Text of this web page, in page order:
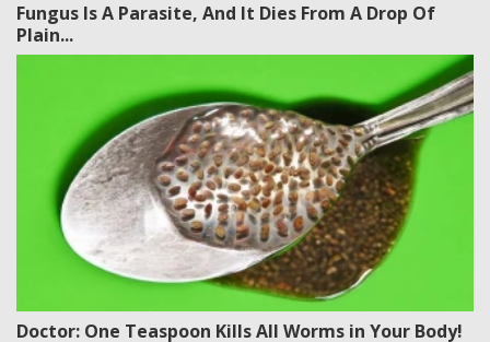
Fungus Is A Parasite, And It Dies From A Drop Of
Plain...
Doctor: One Teaspoon Kills All Worms in Your Body!